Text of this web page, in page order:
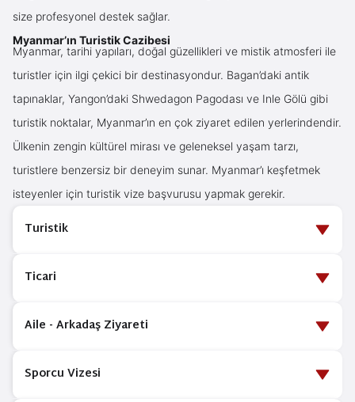
size profesyonel destek sağlar.
Myanmar’ın Turistik Cazibesi
Myanmar, tarihi yapıları, doğal güzellikleri ve mistik atmosferi ile
turistler için ilgi çekici bir destinasyondur. Bagan’daki antik
tapınaklar, Yangon’daki Shwedagon Pagodası ve Inle Gölü gibi
turistik noktalar, Myanmar’ın en çok ziyaret edilen yerlerindendir.
Ülkenin zengin kültürel mirası ve geleneksel yaşam tarzı,
turistlere benzersiz bir deneyim sunar. Myanmar’ı keşfetmek
isteyenler için turistik vize başvurusu yapmak gerekir.
Turistik
sağlık sigortası gibi belgeler sunulmalıdır. Myanmar’da turistik
Ticari
Aile - Arkadaş Ziyareti
Sporcu Vizesi